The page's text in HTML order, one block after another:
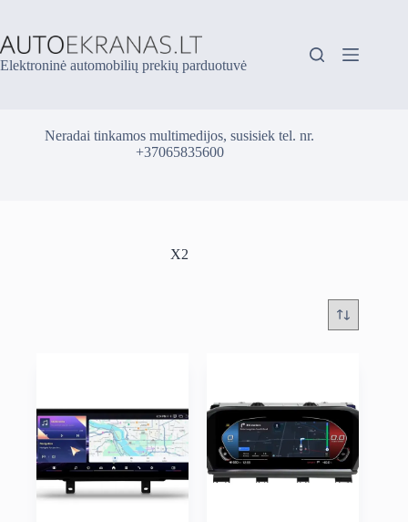
content
Elektroninė automobilių prekių parduotuvė
Neradai tinkamos multimedijos, susisiek tel. nr.
+37065835600
X2